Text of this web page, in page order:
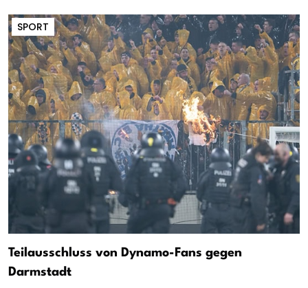
SPORT
Teilausschluss von Dynamo-Fans gegen
Darmstadt